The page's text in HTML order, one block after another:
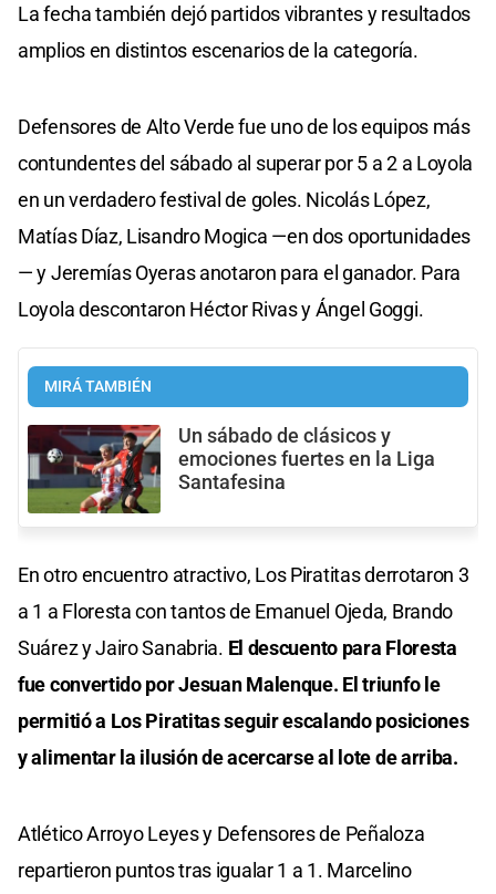
La fecha también dejó partidos vibrantes y resultados
amplios en distintos escenarios de la categoría.
Defensores de Alto Verde fue uno de los equipos más
contundentes del sábado al superar por 5 a 2 a Loyola
en un verdadero festival de goles. Nicolás López,
Matías Díaz, Lisandro Mogica —en dos oportunidades
— y Jeremías Oyeras anotaron para el ganador. Para
Loyola descontaron Héctor Rivas y Ángel Goggi.
MIRÁ TAMBIÉN
Un sábado de clásicos y
emociones fuertes en la Liga
Santafesina
En otro encuentro atractivo, Los Piratitas derrotaron 3
a 1 a Floresta con tantos de Emanuel Ojeda, Brando
Suárez y Jairo Sanabria. El descuento para Floresta
fue convertido por Jesuan Malenque. El triunfo le
permitió a Los Piratitas seguir escalando posiciones
y alimentar la ilusión de acercarse al lote de arriba.
Atlético Arroyo Leyes y Defensores de Peñaloza
repartieron puntos tras igualar 1 a 1. Marcelino